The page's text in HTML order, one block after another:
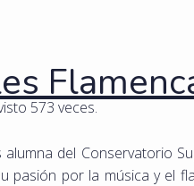
573 veces.
del Conservatorio
pasión por la música y el